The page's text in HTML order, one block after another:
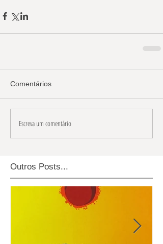
Comentários
Escreva um comentário
Outros Posts...